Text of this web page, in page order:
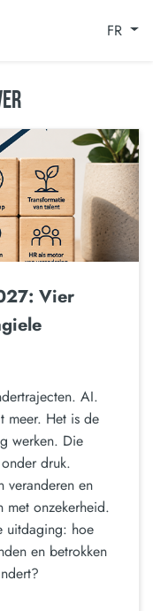
FR
Vier
AI.
meer. Het is de
werken. Die
druk.
veranderen en
met onzekerheid.
uitdaging: hoe
en betrokken